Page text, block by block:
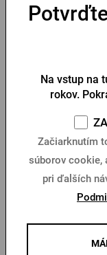
12,15 €
Do
Darček
povie
Možno váš otec nie
nepotrebuje. Ale
po pohári, merchi
Na vstup na
rokov.
Začiarknutím
súborov cookie,
pri ďalších